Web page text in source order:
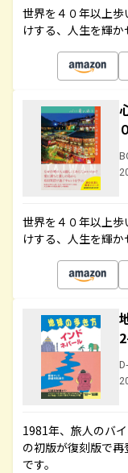
世界を４０年以上
けする、人生を輝
世界を４０年以上
けする、人生を輝
1981年、旅人のバ
の初版が復刻版で
です。